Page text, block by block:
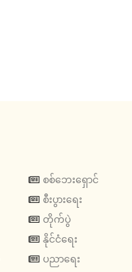
စစ်ဘေးရှောင်
စီးပွားရေး
တိုက်ပွဲ
နိုင်ငံရေး
ပညာရေး